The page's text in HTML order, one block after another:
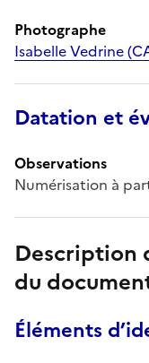
Photographe
Isabelle Vedrine
Datation et
Observations
Numérisation à
Description
du
Éléments